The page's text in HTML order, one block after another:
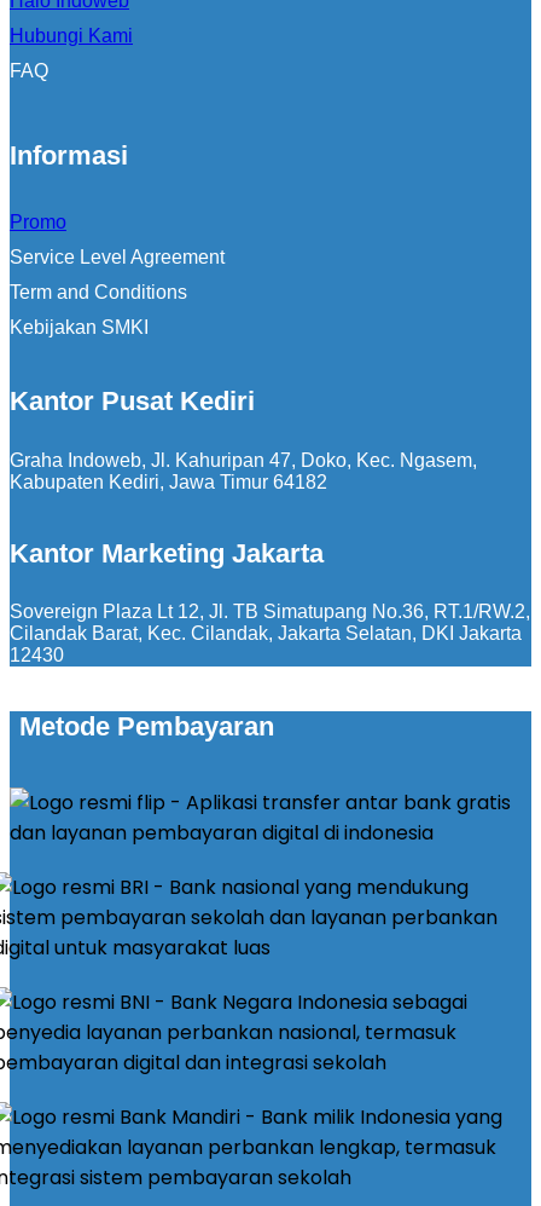
Hubungi Kami
FAQ
Informasi
Promo
Service Level Agreement
Term and Conditions
Kebijakan SMKI
Kantor Pusat Kediri
Graha Indoweb, Jl. Kahuripan 47, Doko, Kec. Ngasem,
Kabupaten Kediri, Jawa Timur 64182
Kantor Marketing Jakarta
Sovereign Plaza Lt 12, Jl. TB Simatupang No.36, RT.1/RW.2,
Cilandak Barat, Kec. Cilandak, Jakarta Selatan, DKI Jakarta
12430
Metode Pembayaran